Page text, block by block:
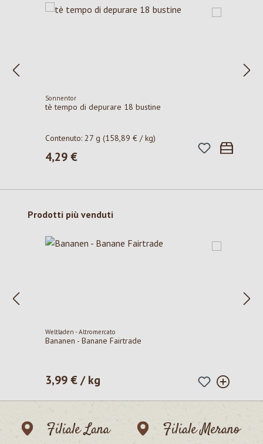
Sonnentor
tè tempo di depurare 18 bustine
Contenuto:27 g(158,89 € / kg)
Prezzo normale:
4,29 €
Salta la galleria dei prodotti
Prodotti più venduti
Weltladen - Altromercato
Bananen - Banane Fairtrade
Prezzo normale:
3,99 € / kg
Filiale Lana
Filiale Merano